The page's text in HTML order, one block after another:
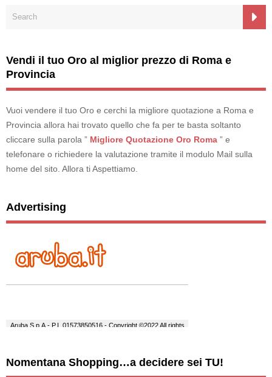
Vendi il tuo Oro al miglior prezzo di Roma e
Provincia
Vuoi vendere il tuo Oro e cerchi la migliore quotazione a Roma e
Provincia allora hai trovato quello che fa per te basta soltanto
cliccare sulla parola ” Migliore Quotazione Oro Roma ” e
telefonare o richiedere la valutazione tramite il modulo Mail sulla
home del sito. Allora ti Aspettiamo.
Advertising
Nomentana Shopping…a decidere sei TU!